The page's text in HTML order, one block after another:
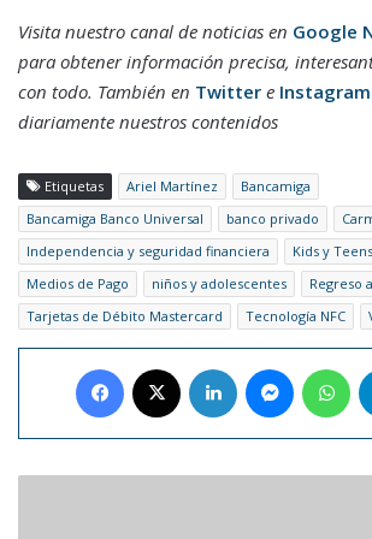
Visita nuestro canal de noticias en Google
para obtener información precisa,
con todo. También en Twitter e Instagram
diariamente nuestros contenidos
Etiquetas Ariel Martínez
Bancamiga
Bancamiga Banco Universal
banco privado
Independencia y seguridad financiera
Kids y Teens
Medios de Pago
niños y adolescentes
Regreso
Tarjetas de Débito Mastercard
Tecnología NFC
Facebook LinkedIn